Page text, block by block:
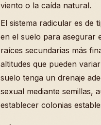
viento o la caída natural.
El sistema radicular es de
en el suelo para asegurar
raíces secundarias más
altitudes que pueden
suelo tenga un drenaje
sexual mediante semillas,
establecer colonias